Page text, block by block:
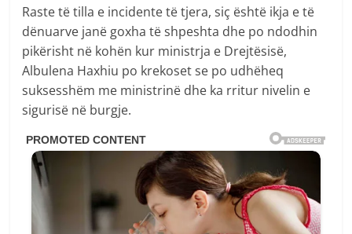
Raste të tilla e incidente të tjera, siç është ikja e të
dënuarve janë goxha të shpeshta dhe po ndodhin
pikërisht në kohën kur ministrja e Drejtësisë,
Albulena Haxhiu po krekoset se po udhëheq
suksesshëm me ministrinë dhe ka rritur nivelin e
sigurisë në burgje.